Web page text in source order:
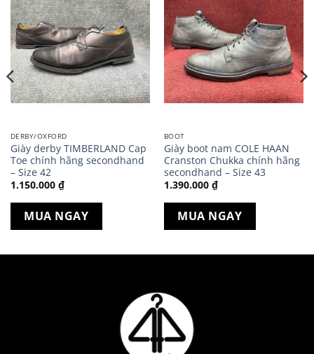
DERBY/OXFORD
Giày derby TIMBERLAND Cap
Toe chính hãng secondhand
– Size 42
1.150.000 ₫
MUA NGAY
BOOT
Giày boot nam COLE HAAN
Cranston Chukka chính hãng
secondhand – Size 43
1.390.000 ₫
MUA NGAY